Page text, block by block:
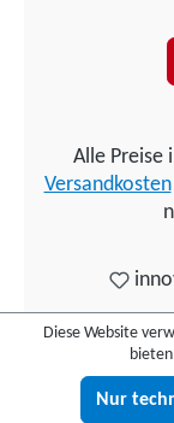
Alle Preise
Versandkosten
Diese Website
Nur